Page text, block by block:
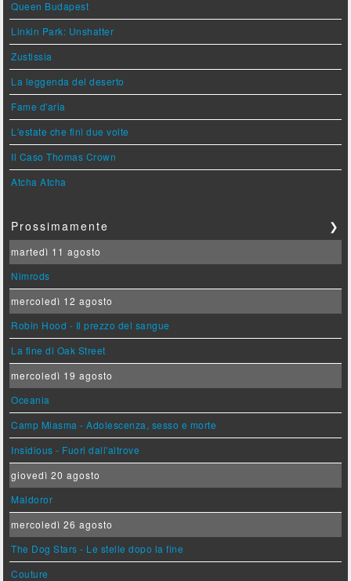
Queen Budapest
Linkin Park: Unshatter
Zustissia
La leggenda del deserto
Fame d'aria
L'estate che finì due volte
Il Caso Thomas Crown
Atcha Atcha
Prossimamente ❯
martedì 11 agosto
Nimrods
mercoledì 12 agosto
Robin Hood - Il prezzo del sangue
La fine di Oak Street
mercoledì 19 agosto
Oceania
Camp Miasma - Adolescenza, sesso e morte
Insidious - Fuori dall'altrove
giovedì 20 agosto
Maldoror
mercoledì 26 agosto
The Dog Stars - Le stelle dopo la fine
Couture